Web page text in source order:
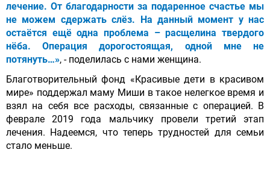
лечение. От благодарности за подаренное счастье мы
не можем сдержать слёз. На данный момент у нас
остаётся ещё одна проблема – расщелина твердого
нёба. Операция дорогостоящая, одной мне не
потянуть…», - поделилась с нами женщина.
Благотворительный фонд «Красивые дети в красивом
мире» поддержал маму Миши в такое нелегкое время и
взял на себя все расходы, связанные с операцией. В
феврале 2019 года мальчику провели третий этап
лечения. Надеемся, что теперь трудностей для семьи
стало меньше.